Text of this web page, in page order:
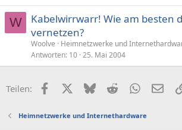
W
Kabelwirrwarr! Wie am besten
vernetzen?
Woolve
Heimnetzwerke und
Antworten 10 25. Mai 2004
Teilen: FacebookX (Twitter)
BlueskyRedditWhatsApp
E-
Heimnetzwerke und Internethardware